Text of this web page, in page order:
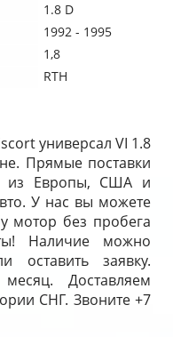
1.8 D
1992 - 1995
1,8
RTH
универсал VI 1.8
Прямые поставки
из Европы, США и
У нас вы можете
мотор без пробега
Наличие можно
оставить заявку.
Доставляем
СНГ. Звоните +7